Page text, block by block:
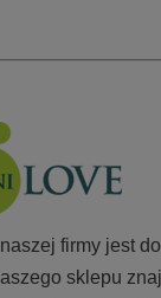
firmy jest
sklepu